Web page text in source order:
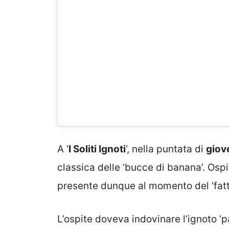
A ‘I Soliti Ignoti‘, nella puntata di
classica delle ‘bucce di banana’.
presente dunque al momento del
L’ospite doveva indovinare l’ignoto